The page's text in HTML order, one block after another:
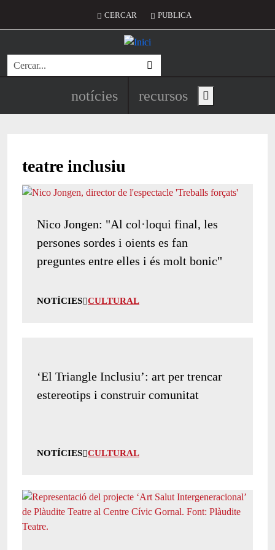
Menú del compte d'usuari
CERCAR PUBLICA
Cerca
Navegació principal de
notícies recursos Show main menu
teatre inclusiu
Nico Jongen: "Al col·loqui final, les
persones sordes i oients es fan
preguntes entre elles i és molt bonic"
NOTÍCIES CULTURAL
‘El Triangle Inclusiu’: art per trencar
estereotips i construir comunitat
NOTÍCIES CULTURAL